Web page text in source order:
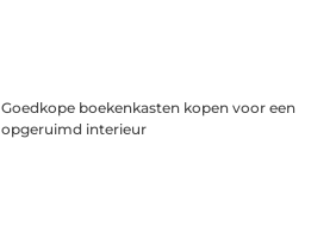
Goedkope boekenkasten kopen voor een
opgeruimd interieur